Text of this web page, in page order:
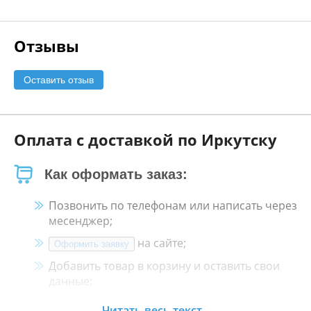
Отзывы
Оставить отзыв
Оплата с доставкой по Иркутску
Как оформать заказ:
Позвонить по телефонам или написать через
месенджер;
Оформить заявку
на сайте;
Добавить товар в корзину и оставить свои
данные;
Менеджер свяжется с Вами в течение 30